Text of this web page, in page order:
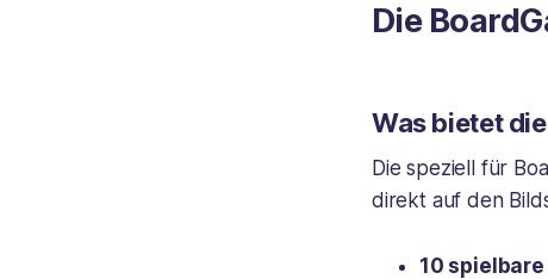
Die
Was bietet
Die speziell für
direkt auf den
10